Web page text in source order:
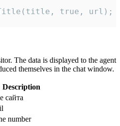
true, url);
The data is displayed to the agent
themselves in the chat window.
Description
сайта
number